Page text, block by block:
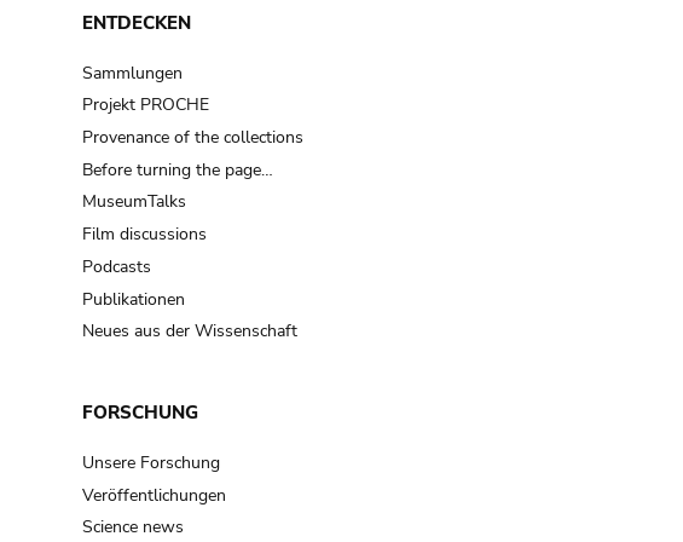
ENTDECKEN
Sammlungen
Projekt PROCHE
Provenance of the collections
Before turning the page…
MuseumTalks
Film discussions
Podcasts
Publikationen
Neues aus der Wissenschaft
FORSCHUNG
Unsere Forschung
Veröffentlichungen
Science news